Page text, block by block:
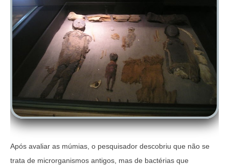
Após avaliar as múmias, o pesquisador descobriu que não se
trata de microrganismos antigos, mas de bactérias que